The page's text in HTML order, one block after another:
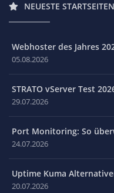
NEUESTE
Webhoster des Jahres
05.08.2026
STRATO vServer Test
29.07.2026
Port Monitoring: So
24.07.2026
Uptime Kuma
20.07.2026